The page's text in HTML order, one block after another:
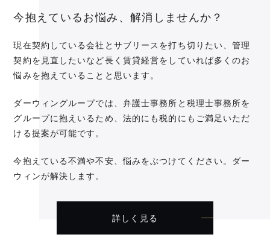
今抱えているお悩み、解消しませんか？
現在契約している会社とサブリースを打ち切りたい、管理
契約を見直したいなど長く賃貸経営をしていれば多くのお
悩みを抱えていることと思います。
ダーウィングループでは、弁護士事務所と税理士事務所を
グループに抱えいるため、法的にも税的にもご満足いただ
ける提案が可能です。
今抱えている不満や不安、悩みをぶつけてください。ダー
ウィンが解決します。
詳しく見る